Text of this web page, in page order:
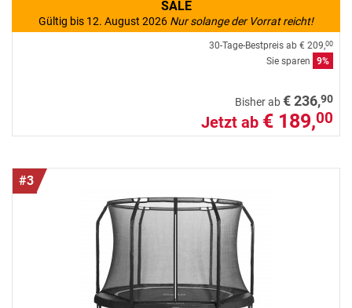
SALE
Gültig bis 12. August 2026 Nur solange der Vorrat reicht!
30-Tage-Bestpreis ab € 209,00
Sie sparen 9%
Bisher ab€ 236,90
Jetzt ab € 189,00
#3